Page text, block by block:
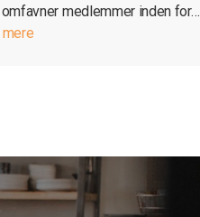
medlemmer inden for…